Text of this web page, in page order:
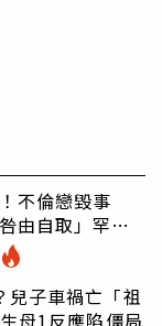
不倫戀毀事
由自取」罕吐
兒子車禍亡「祖
母1反應陷僵局